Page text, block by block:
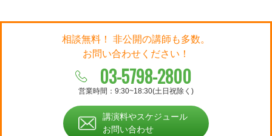
相談無料！ 非公開の講師も多数。
お問い合わせください！
03-5798-2800
営業時間：9:30~18:30(土日祝除く)
講演料やスケジュール
お問い合わせ